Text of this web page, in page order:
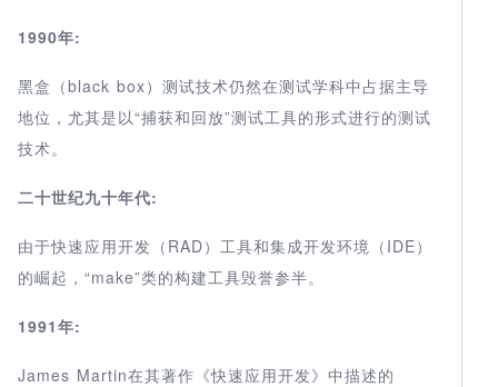
1990年:
黑盒（black box）测试技术仍然在测试学科中占据主导
地位，尤其是以“捕获和回放”测试工具的形式进行的测试
技术。
二十世纪九十年代:
由于快速应用开发（RAD）工具和集成开发环境（IDE）
的崛起，“make”类的构建工具毁誉参半。
1991年:
James Martin在其著作《快速应用开发》中描述的